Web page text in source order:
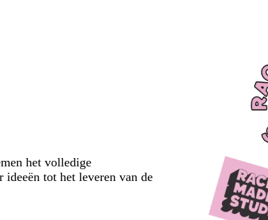
het volledige
tot het leveren van de